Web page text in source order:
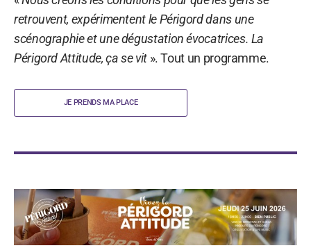
retrouvent, expérimentent le Périgord dans une
scénographie et une dégustation évocatrices. La
Périgord Attitude, ça se vit». Tout un programme.
JE PRENDS MA PLACE